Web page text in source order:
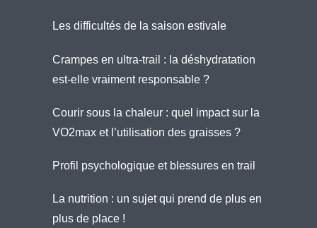
Les difficultés de la saison estivale
Crampes en ultra-trail : la déshydratation
est-elle vraiment responsable ?
Courir sous la chaleur : quel impact sur la
VO2max et l’utilisation des graisses ?
Profil psychologique et blessures en trail
La nutrition : un sujet qui prend de plus en
plus de place !